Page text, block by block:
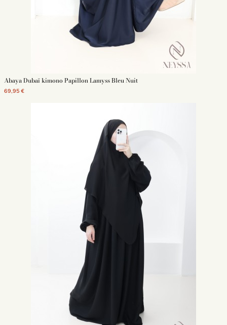
Abaya Dubaï kimono Papillon Lamyss Bleu Nuit
69,95 €